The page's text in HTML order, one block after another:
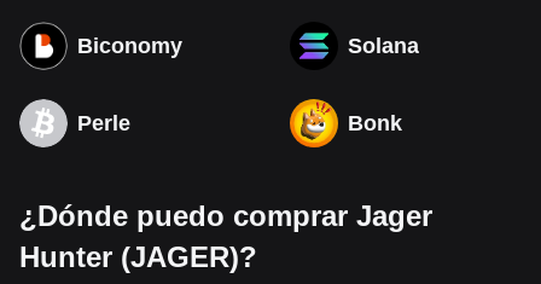
Biconomy Solana
Perle Bonk
¿Dónde puedo comprar Jager
Hunter (JAGER)?